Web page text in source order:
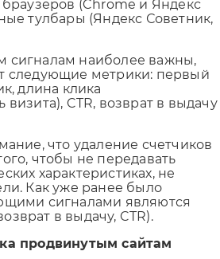
(Chrome и Яндекс
тулбары (Яндекс Советник,
наиболее важны,
следующие метрики: первый
длина клика
CTR, возврат в выдачу
что удаление счетчиков
чтобы не передавать
характеристиках, не
Как уже ранее было
сигналами являются
в выдачу, CTR).
продвинутым сайтам